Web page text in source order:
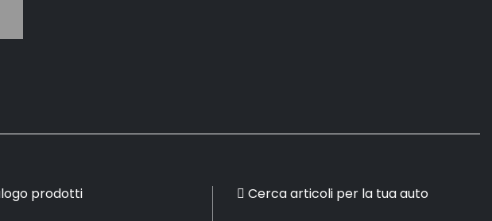
prodotti Cerca articoli per la tua auto